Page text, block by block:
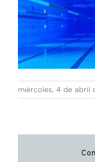
miércoles, 4 de abril